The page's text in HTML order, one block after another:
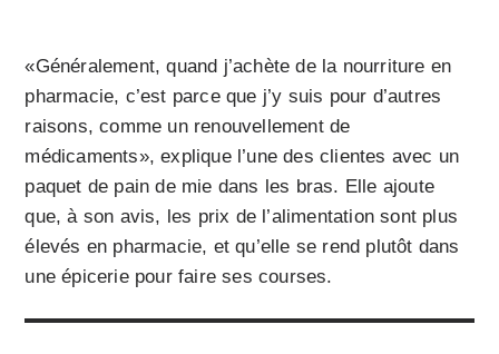
«Généralement, quand j’achète de la nourriture en
pharmacie, c’est parce que j’y suis pour d’autres
raisons, comme un renouvellement de
médicaments», explique l’une des clientes avec un
paquet de pain de mie dans les bras. Elle ajoute
que, à son avis, les prix de l’alimentation sont plus
élevés en pharmacie, et qu’elle se rend plutôt dans
une épicerie pour faire ses courses.